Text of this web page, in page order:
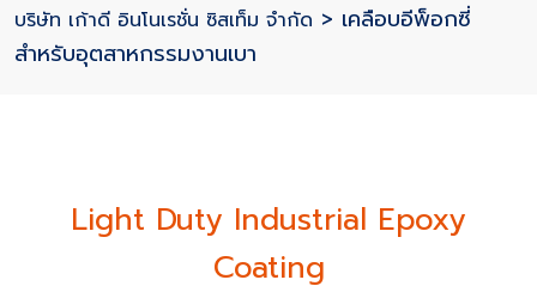
บริษัท เก้าดี อินโนเรชั่น ซิสเท็ม จำกัด > เคลือบอีพ็อกซี่
สำหรับอุตสาหกรรมงานเบา
Light Duty Industrial Epoxy
Coating